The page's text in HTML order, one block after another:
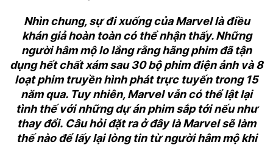
Nhìn chung, sự đi xuống của Marvel là điều
khán giả hoàn toàn có thể nhận thấy. Những
người hâm mộ lo lắng rằng hãng phim đã tận
dụng hết chất xám sau 30 bộ phim điện ảnh và 8
loạt phim truyền hình phát trực tuyến trong 15
năm qua. Tuy nhiên, Marvel vẫn có thể lật lại
tình thế với những dự án phim sắp tới nếu như
thay đổi. Câu hỏi đặt ra ở đây là Marvel sẽ làm
thế nào để lấy lại lòng tin từ người hâm mộ khi